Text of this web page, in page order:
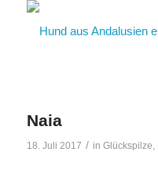
Naia
18. Juli 2017 / in Glückspilze,